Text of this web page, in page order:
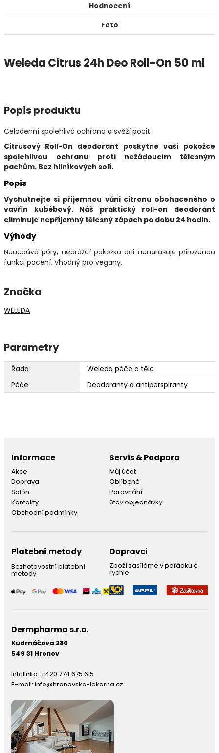
Hodnocení
Foto
Weleda Citrus 24h Deo Roll-On 50 ml
Popis produktu
Celodenní spolehlivá ochrana a svěží pocit.
Citrusový Roll-On deodorant poskytne vaší pokožce
spolehlivou ochranu proti nežádoucím tělesným
pachům. Bez hliníkových solí.
Popis
Vychutnejte si příjemnou vůni citronu obohaceného o
vavřín kubébový. Náš praktický roll-on deodorant
eliminuje nepříjemný tělesný zápach po dobu 24 hodin.
Výhody
Neucpává póry, nedráždí pokožku ani nenarušuje přirozenou
funkci pocení. Vhodný pro vegany.
Značka
WELEDA
Parametry
Řada
Weleda péče o tělo
Péče
Deodoranty a antiperspiranty
Informace
Akce
Doprava
Salón
Kontakty
Obchodní podmínky
Servis & Podpora
Můj účet
Oblíbené
Porovnání
Stav objednávky
Platební metody
Bezhotovostní platební
metody
Dopravci
Zboží zasíláme v pořádku a
rychle
Dermpharma s.r.o.
Kudrnáčova 280
549 31 Hronov
Infolinka: +420 774 675 615
E-mail: info@hronovska-lekarna.cz